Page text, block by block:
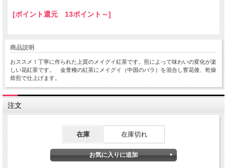
[ポイント還元 13ポイント～]
商品説明
おススメ！丁寧に作られた上質のメイグイ紅茶です。煎によって味わいの変化が楽
しい花紅茶です。 金萱種の紅茶にメイグイ（中国のバラ）を混合し窨花後、乾燥
焙煎で仕上げます。
注文
在庫 在庫切れ